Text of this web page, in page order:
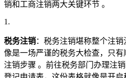
销和工商注销两大关键环节 。
税务注销：税务注销堪称整个注
像是一场严谨的税务大检查，只
注销步骤 。前往税务部门办理注